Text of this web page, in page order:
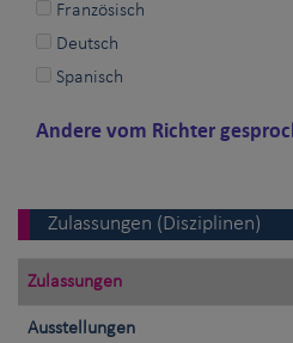
Französisch
Deutsch
Spanisch
Andere vom Richter
Zulassungen (Disziplinen)
Zulassungen
Ausstellungen